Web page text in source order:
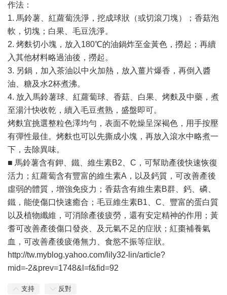
作法：
1. 馬鈴薯、紅蘿蔔洗淨，挖成球狀（或切滾刀塊）；香菇泡
軟，切塊；白果、毛豆洗淨。
2. 烤麩切小塊，放入180℃的油鍋炸至金黃色，撈起；再續
入其他材料略過油後，撈起。
3. 另鍋，加入茶油以中火加熱，放入薑片爆香，再倒入醬
油、糖及水2杯煮沸。
4. 放入馬鈴薯球、紅蘿蔔球、香菇、白果、烤麩及中藥，煮
至湯汁快收乾，續入毛豆煮熟，盛盤即可。
烤麩宜挑選整粒色澤均勻，表面不乾燥呈深褐色，用手按壓
有彈性最佳。烤麩也可以先撕成小塊，再放入滾水中略煮一
下，去除異味。
■ 馬鈴薯含有鉀、鐵、維生素B2、C，可幫助產後快速恢復
活力；紅蘿蔔含有豐富的維生素A，以及鈣質，可改善產後
虛弱的體質，增強免疫力；香菇含有維生素B群、鈣、磷、
鐵，能使傷口快速癒合；毛豆維生素B1、C、豐富的蛋白質
以及植物纖維，可消除產後疲勞，還有安定精神的作用；黃
耆可改善產後傷口發炎、及元氣不足的症狀；紅棗補養氣
血，可改善產後疲倦無力、食慾不振等症狀。
http://tw.myblog.yahoo.com/lily32-lin/article?
mid=-2&prev=1748&l=f&fid=92
支持 反對